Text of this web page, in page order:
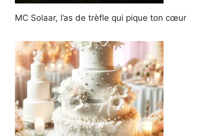
MC Solaar, l’as de trèfle qui pique ton cœur